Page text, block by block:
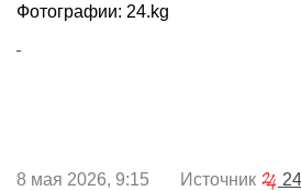
Фотографии: 24.kg
8 мая 2026, 9:15 Источник